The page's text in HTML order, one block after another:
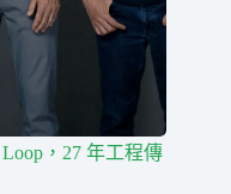
Loop，27 年工程傳